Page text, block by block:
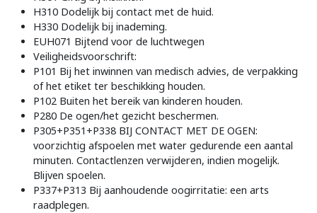
H310 Dodelijk bij contact met de huid.
H330 Dodelijk bij inademing.
EUH071 Bijtend voor de luchtwegen
Veiligheidsvoorschrift:
P101 Bij het inwinnen van medisch advies, de verpakking
of het etiket ter beschikking houden.
P102 Buiten het bereik van kinderen houden.
P280 De ogen/het gezicht beschermen.
P305+P351+P338 BIJ CONTACT MET DE OGEN:
voorzichtig afspoelen met water gedurende een aantal
minuten. Contactlenzen verwijderen, indien mogelijk.
Blijven spoelen.
P337+P313 Bij aanhoudende oogirritatie: een arts
raadplegen.